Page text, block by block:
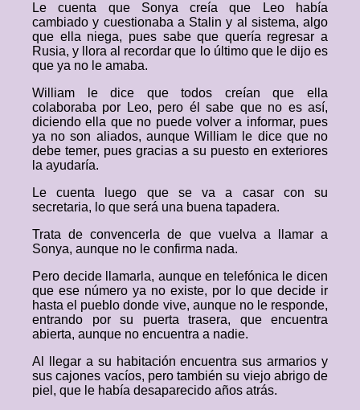
Le cuenta que Sonya creía que Leo había
cambiado y cuestionaba a Stalin y al sistema, algo
que ella niega, pues sabe que quería regresar a
Rusia, y llora al recordar que lo último que le dijo es
que ya no le amaba.
William le dice que todos creían que ella
colaboraba por Leo, pero él sabe que no es así,
diciendo ella que no puede volver a informar, pues
ya no son aliados, aunque William le dice que no
debe temer, pues gracias a su puesto en exteriores
la ayudaría.
Le cuenta luego que se va a casar con su
secretaria, lo que será una buena tapadera.
Trata de convencerla de que vuelva a llamar a
Sonya, aunque no le confirma nada.
Pero decide llamarla, aunque en telefónica le dicen
que ese número ya no existe, por lo que decide ir
hasta el pueblo donde vive, aunque no le responde,
entrando por su puerta trasera, que encuentra
abierta, aunque no encuentra a nadie.
Al llegar a su habitación encuentra sus armarios y
sus cajones vacíos, pero también su viejo abrigo de
piel, que le había desaparecido años atrás.